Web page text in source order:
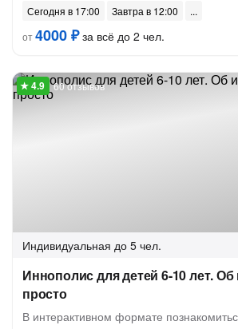
Сегодня в 17:00
Завтра в 12:00
от4000 ₽за всё до 2 чел.
60 отзывов
Индивидуальная до 5 чел.
Иннополис для детей 6-10 лет.
просто
В интерактивном формате